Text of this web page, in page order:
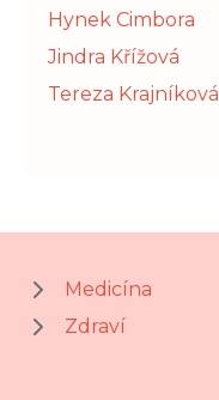
Hynek Cimbora
Jindra Křížová
Tereza Krajníková
Medicína
Zdraví